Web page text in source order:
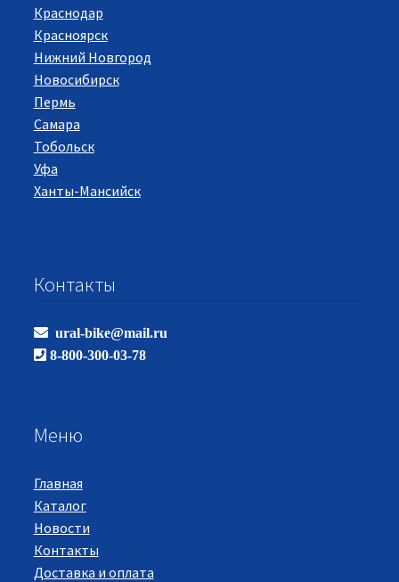
Краснодар
Красноярск
Нижний Новгород
Новосибирск
Пермь
Самара
Тобольск
Уфа
Ханты-Мансийск
Контакты
ural-bike@mail.ru
8-800-300-03-78
Меню
Главная
Каталог
Новости
Контакты
Доставка и оплата